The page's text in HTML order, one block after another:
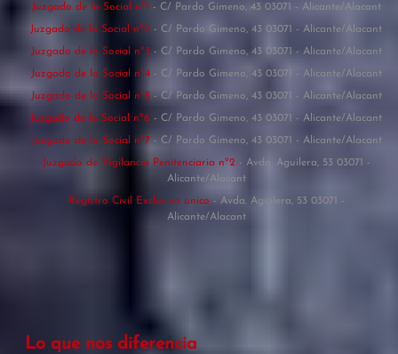
Juzgado de lo Social nº1 - C/ Pardo Gimeno, 43 03071 - Alicante/Alacant
Juzgado de lo Social nº2 - C/ Pardo Gimeno, 43 03071 - Alicante/Alacant
Juzgado de lo Social nº3 - C/ Pardo Gimeno, 43 03071 - Alicante/Alacant
Juzgado de lo Social nº4 - C/ Pardo Gimeno, 43 03071 - Alicante/Alacant
Juzgado de lo Social nº5 - C/ Pardo Gimeno, 43 03071 - Alicante/Alacant
Juzgado de lo Social nº6 - C/ Pardo Gimeno, 43 03071 - Alicante/Alacant
Juzgado de lo Social nº7 - C/ Pardo Gimeno, 43 03071 - Alicante/Alacant
Juzgado de Vigilancia Penitenciaria nº2 - Avda. Aguilera, 53 03071 -
Alicante/Alacant
Registro Civil Exclusivo único - Avda. Aguilera, 53 03071 -
Alicante/Alacant
Lo que nos diferencia